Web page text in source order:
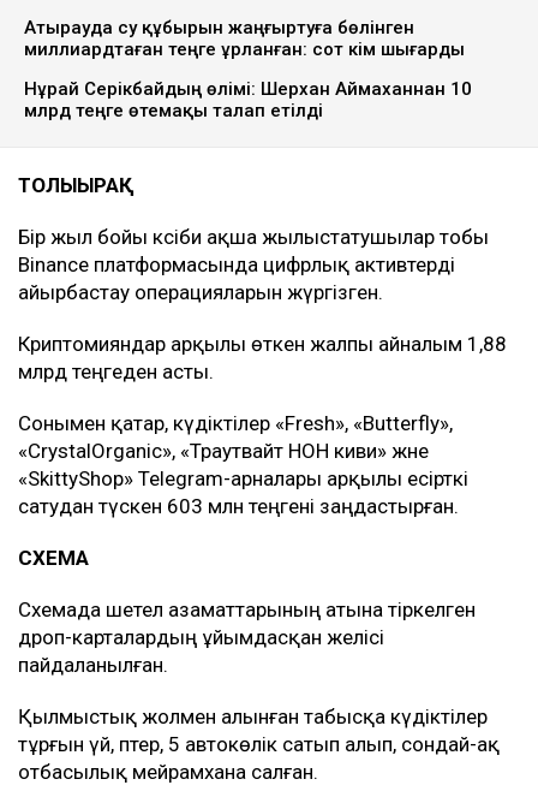
Атырауда су құбырын жаңғыртуға бөлінген
миллиардтаған теңге ұрланған: сот үкім шығарды
Нұрай Серікбайдың өлімі: Шерхан Аймаханнан 10
млрд теңге өтемақы талап етілді
ТОЛЫҒЫРАҚ
Бір жыл бойы кәсіби ақша жылыстатушылар тобы
Binance платформасында цифрлық активтерді
айырбастау операцияларын жүргізген.
Криптоәмияндар арқылы өткен жалпы айналым 1,88
млрд теңгеден асты.
Сонымен қатар, күдіктілер «Fresh», «Butterfly»,
«CrystalOrganic», «Траутвайт НОН киви» және
«SkittyShop» Telegram-арналары арқылы есірткі
сатудан түскен 603 млн теңгені заңдастырған.
СХЕМА
Схемада шетел азаматтарының атына тіркелген
дроп-карталардың ұйымдасқан желісі
пайдаланылған.
Қылмыстық жолмен алынған табысқа күдіктілер
тұрғын үй, пәтер, 5 автокөлік сатып алып, сондай-ақ
отбасылық мейрамхана салған.